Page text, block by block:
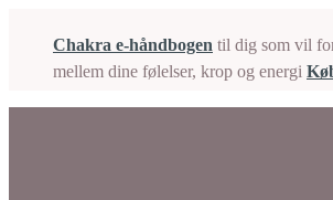
indholdet
Chakra e-håndbogen til dig som vil
mellem dine følelser, krop og energi